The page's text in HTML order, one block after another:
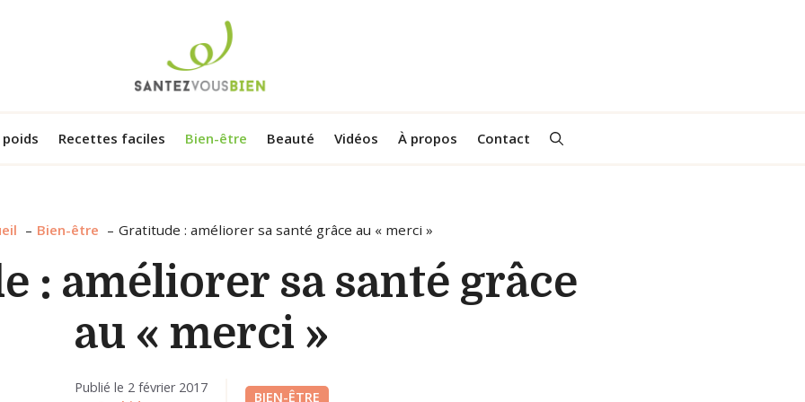
Recettes faciles Bien-être Beauté Vidéos À propos Contact
Bien-être Gratitude : améliorer sa santé grâce au « merci »
: améliorer sa santé grâce
au « merci »
Publié le 2 février 2017
BIEN-ÊTRE